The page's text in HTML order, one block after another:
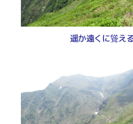
遥か遠くに聳え